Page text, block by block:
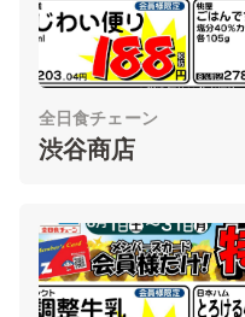
全日食チェーン
渋谷商店